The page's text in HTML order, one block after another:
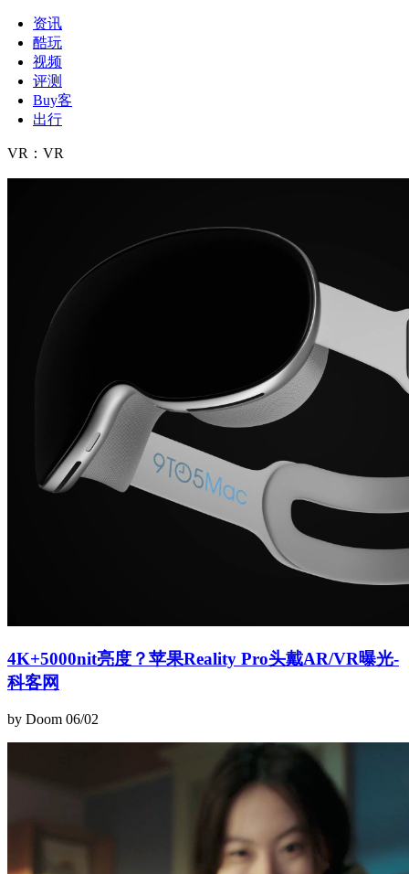
资讯
酷玩
视频
评测
Buy客
出行
VR ： VR
4K+5000nit亮度？苹果Reality Pro头戴AR/VR曝光-
科客网
by Doom 06/02